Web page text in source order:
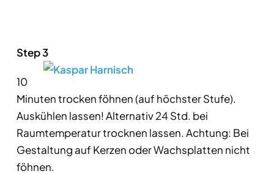
Step 3
10
Minuten trocken föhnen (auf höchster Stufe).
Auskühlen lassen! Alternativ 24 Std. bei
Raumtemperatur trocknen lassen. Achtung: Bei
Gestaltung auf Kerzen oder Wachsplatten nicht
föhnen.